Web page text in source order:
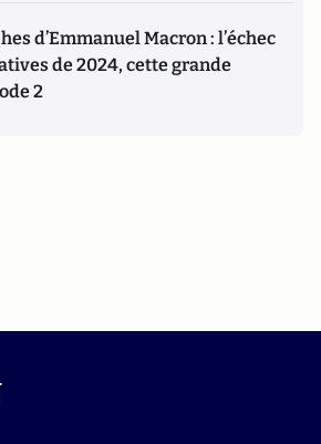
d’Emmanuel Macron : l’échec
de 2024, cette grande
2